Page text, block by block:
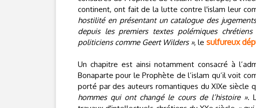
continent, ont fait de la lutte contre l'islam leur
hostilité en présentant un catalogue des
depuis les premiers textes polémiques
politiciens comme Geert Wilders », le sulfureux
Un chapitre est ainsi notamment consacré à
Bonaparte pour le Prophète de l’islam qu’il voit
porté par des auteurs romantiques du XIXe siècle
hommes qui ont changé le cours de l’histoire ».